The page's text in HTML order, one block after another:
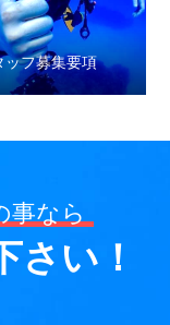
ッフ募集要項
事なら
さい！